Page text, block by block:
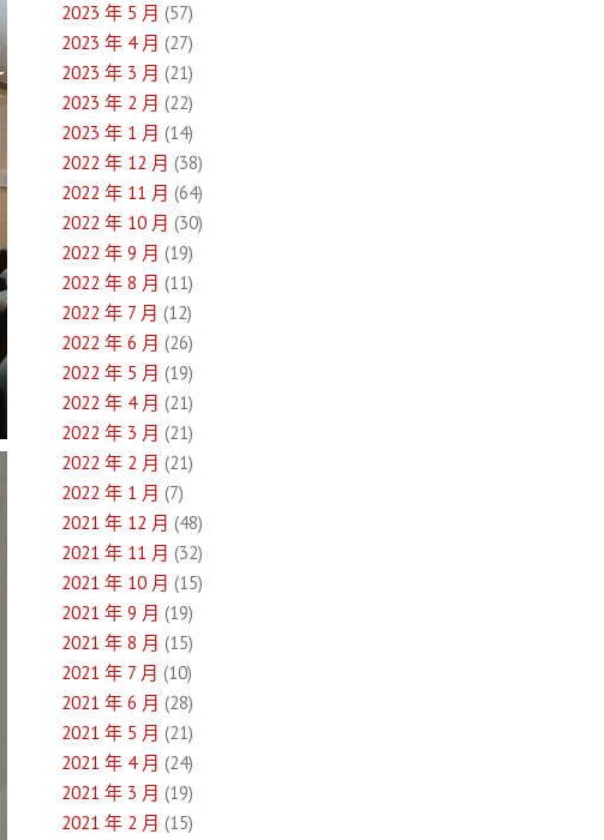
2023 年 5 月 (57)
2023 年 4 月 (27)
2023 年 3 月 (21)
2023 年 2 月 (22)
2023 年 1 月 (14)
2022 年 12 月 (38)
2022 年 11 月 (64)
2022 年 10 月 (30)
2022 年 9 月 (19)
2022 年 8 月 (11)
2022 年 7 月 (12)
2022 年 6 月 (26)
2022 年 5 月 (19)
2022 年 4 月 (21)
2022 年 3 月 (21)
2022 年 2 月 (21)
2022 年 1 月 (7)
2021 年 12 月 (48)
2021 年 11 月 (32)
2021 年 10 月 (15)
2021 年 9 月 (19)
2021 年 8 月 (15)
2021 年 7 月 (10)
2021 年 6 月 (28)
2021 年 5 月 (21)
2021 年 4 月 (24)
2021 年 3 月 (19)
2021 年 2 月 (15)